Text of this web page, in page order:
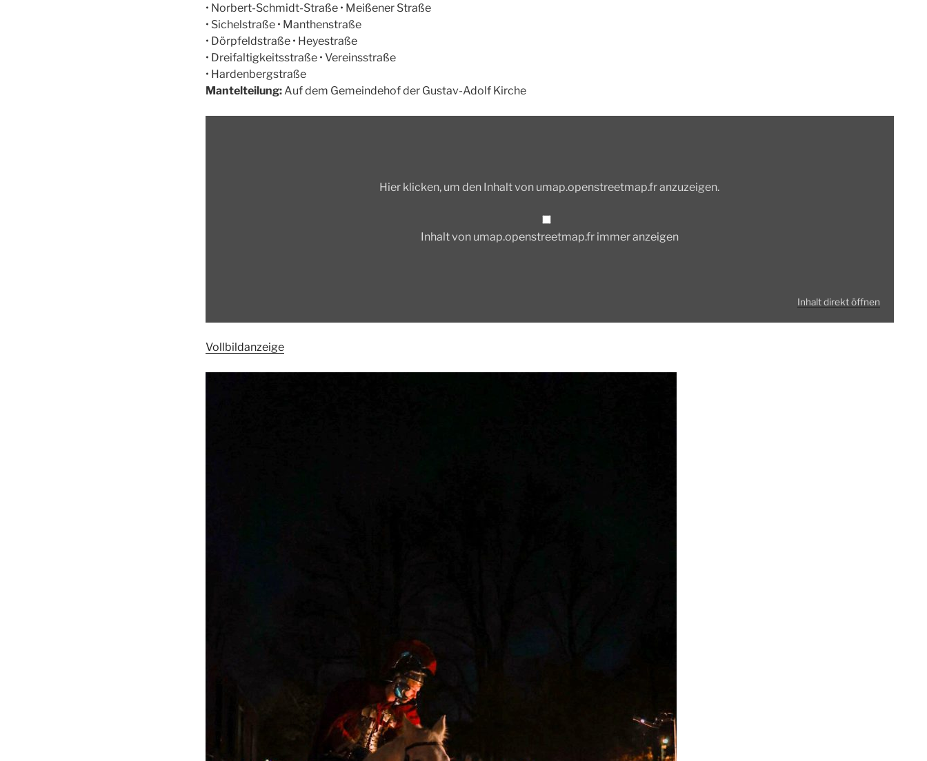
• Norbert-Schmidt-Straße • Meißener Straße
• Sichelstraße • Manthenstraße
• Dörpfeldstraße • Heyestraße
• Dreifaltigkeitsstraße • Vereinsstraße
• Hardenbergstraße
Mantelteilung: Auf dem Gemeindehof der Gustav-Adolf Kirche
Hier klicken, um den Inhalt von umap.openstreetmap.fr anzuzeigen.
Inhalt von umap.openstreetmap.fr immer anzeigen
Inhalt direkt öffnen
Vollbildanzeige